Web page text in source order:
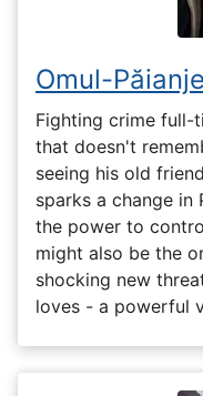
Omul-
Fighting crime full-
that doesn't
seeing his old
sparks a change in
the power to
might also be the
shocking new
loves - a powerful